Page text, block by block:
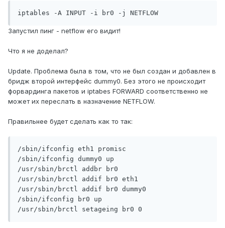
iptables -A INPUT -i br0 -j NETFLOW
Запустил пинг - netflow его видит!
Что я не доделал?
Update. Проблема была в том, что не был создан и добавлен в
бридж второй интерфейс dummy0. Без этого не происходит
форвардинга пакетов и iptabes FORWARD соответственно не
может их переслать в назначение NETFLOW.
Правильнее будет сделать как то так:
/sbin/ifconfig eth1 promisc
/sbin/ifconfig dummy0 up
/usr/sbin/brctl addbr br0
/usr/sbin/brctl addif br0 eth1
/usr/sbin/brctl addif br0 dummy0
/sbin/ifconfig br0 up